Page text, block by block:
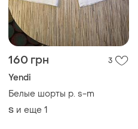
160 грн 3
Yendi
Белые шорты р. s-m
S и еще 1